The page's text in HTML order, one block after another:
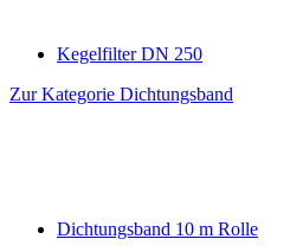
Kegelfilter DN 250
Zur Kategorie Dichtungsband
Dichtungsband 10 m Rolle